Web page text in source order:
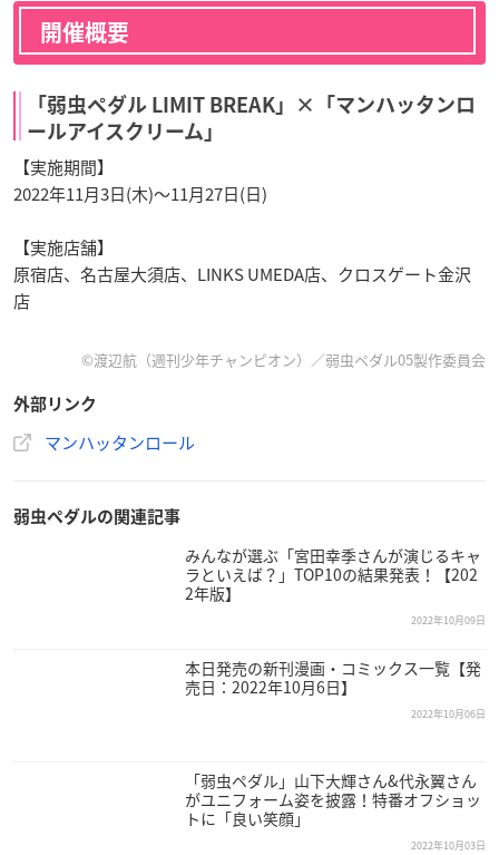
開催概要
「弱虫ペダル LIMIT BREAK」×「マンハッタンロ
ールアイスクリーム」
【実施期間】
2022年11月3日(木)〜11月27日(日)
【実施店舗】
原宿店、名古屋大須店、LINKS UMEDA店、クロスゲート金沢
店
©渡辺航（週刊少年チャンピオン）／弱虫ペダル05製作委員会
外部リンク
マンハッタンロール
弱虫ペダルの関連記事
みんなが選ぶ「宮田幸季さんが演じるキャ
ラといえば？」TOP10の結果発表！【202
2年版】
2022年10月09日
本日発売の新刊漫画・コミックス一覧【発
売日：2022年10月6日】
2022年10月06日
「弱虫ペダル」山下大輝さん&代永翼さん
がユニフォーム姿を披露！特番オフショッ
トに「良い笑顔」
2022年10月03日